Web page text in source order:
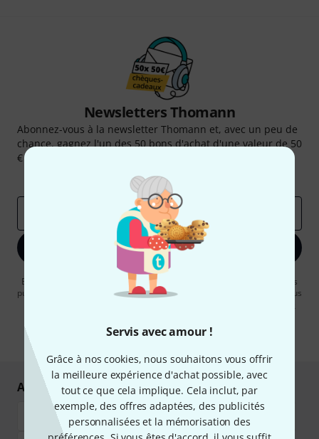
Servis avec amour !
Grâce à nos cookies, nous souhaitons vous offrir
la meilleure expérience d'achat possible, avec
tout ce que cela implique. Cela inclut, par
exemple, des offres adaptées, des publicités
personnalisées et la mémorisation des
Newsletters Thomann
Abonnez-vous à la newsletter Thomann et, avec un peu de
chance, gagnez l'un des 50 bons d'achat d'une valeur de 50
€ chacun!
Articles inspirants
Deals
S'inscrire maintenant
En cliquant sur "S'inscrire maintenant", vous acceptez de recevoir des
publicités par e-mail. La désinscription est possible à tout moment. Vous
* Requis
Achetez et payez en toute sécurité